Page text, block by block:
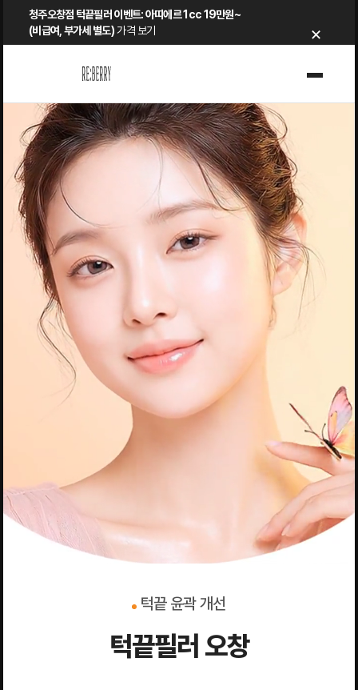
청주오창점 턱끝필러 이벤트: 아띠에르 1cc 19만원~
(비급여, 부가세 별도) 가격 보기 ×
턱끝 윤곽 개선
턱끝필러 오창